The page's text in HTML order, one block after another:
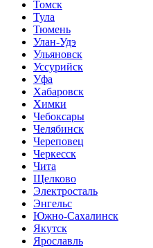
Томск
Тула
Тюмень
Улан-Удэ
Ульяновск
Уссурийск
Уфа
Хабаровск
Химки
Чебоксары
Челябинск
Череповец
Черкесск
Чита
Щелково
Электросталь
Энгельс
Южно-Сахалинск
Якутск
Ярославль